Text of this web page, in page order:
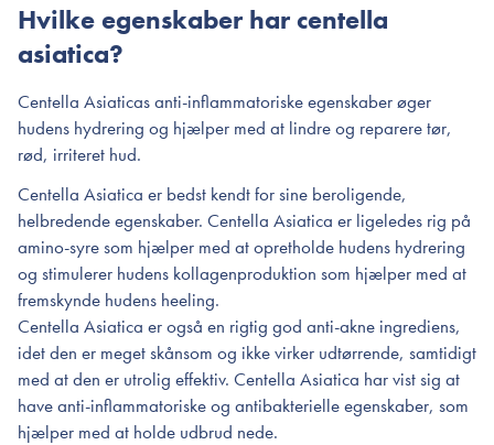
Hvilke egenskaber har centella
asiatica?
Centella Asiaticas anti-inflammatoriske egenskaber øger
hudens hydrering og hjælper med at lindre og reparere tør,
rød, irriteret hud.
Centella Asiatica er bedst kendt for sine beroligende,
helbredende egenskaber. Centella Asiatica er ligeledes rig på
amino-syre som hjælper med at opretholde hudens hydrering
og stimulerer hudens kollagenproduktion som hjælper med at
fremskynde hudens heeling.
Centella Asiatica er også en rigtig god anti-akne ingrediens,
idet den er meget skånsom og ikke virker udtørrende, samtidigt
med at den er utrolig effektiv. Centella Asiatica har vist sig at
have anti-inflammatoriske og antibakterielle egenskaber, som
hjælper med at holde udbrud nede.